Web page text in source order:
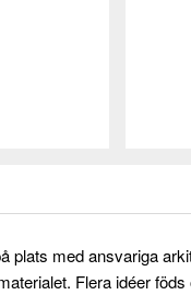
plats med ansvariga
Flera idéer